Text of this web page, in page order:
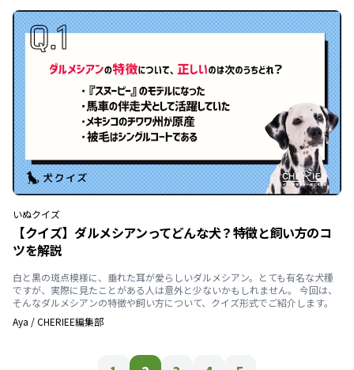
いぬクイズ
【クイズ】ダルメシアンってどんな犬？特徴と飼い方のコ
ツを解説
白と黒の斑点模様に、垂れた耳が愛らしいダルメシアン。とても有名な犬種
ですが、実際に見たことがある人は意外と少ないかもしれません。 今回は、
そんなダルメシアンの特徴や飼い方について、クイズ形式でご紹介します。
Aya /CHERIEE編集部